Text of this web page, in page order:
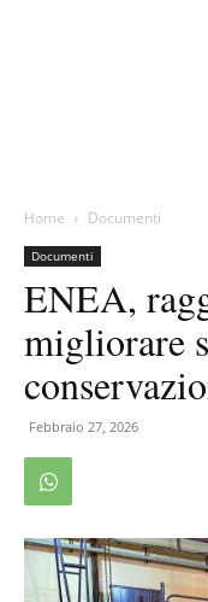
Home Documenti
Documenti
ENEA,
migliorare
Febbraio 27, 2026